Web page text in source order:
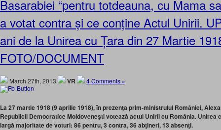
Basarabiei “pentru totdeauna, cu Mama
a votat contra și ce conține Actul Unirii.
ani de la Unirea cu Țara din 27 Martie
FOTO/DOCUMENT
March 27th, 2013 VR 4 Comments »
La 27 martie 1918 (9 aprilie 1918), în prezenţa prim-ministrului României,
Republicii Democratice Moldoveneşti votează actul Unirii cu România. Unirea
largă majoritate de voturi: 86 pentru, 3 contra, 36 abţineri, 13 absenţi.